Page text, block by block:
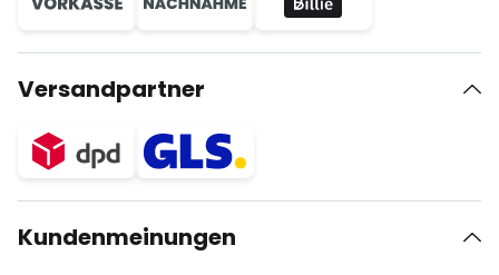
Versandpartner
Kundenmeinungen